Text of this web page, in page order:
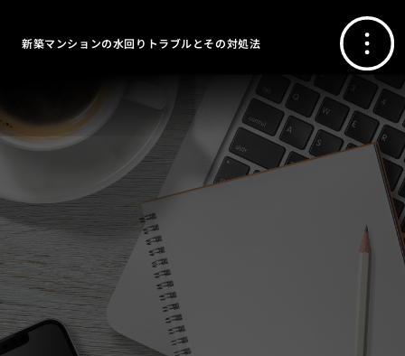
新築マンションの水回りトラブルとその対処法